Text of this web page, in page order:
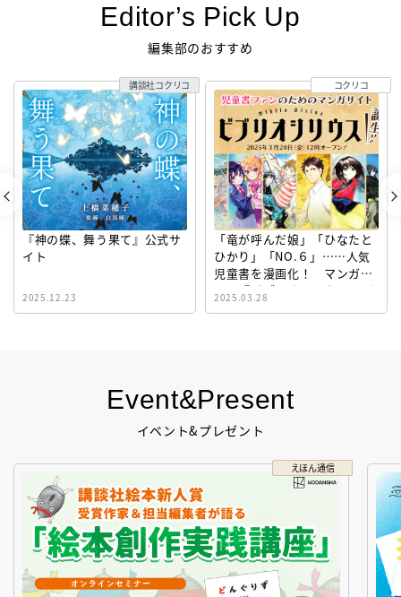
Event&Present
イベント&プレゼント
えほん通信
Editor’s Pick Up
編集部のおすすめ
『神の蝶、舞う果て』公式サ
イト
2025.12.23
講談社コクリコ
「竜が呼んだ娘」「ひなたと
ひかり」「NO.６」……人気
児童書を漫画化！ マンガサ
イト『ビブリオシリウス』誕
生！
2025.03.28
コクリコ